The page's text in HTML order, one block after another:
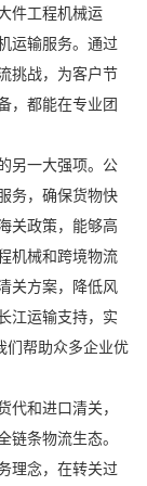
件工程机械运
运输服务。通过
挑战，为客户节
，都能在专业团
另一大强项。公
务，确保货物快
关政策，能够高
机械和跨境物流
关方案，降低风
江运输支持，实
们帮助众多企业优
和进口清关，
条物流生态。
理念，在转关过